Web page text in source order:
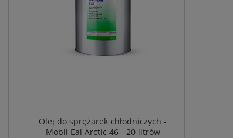
Olej do sprężarek chłodniczych -
Mobil Eal Arctic 46 - 20 litrów